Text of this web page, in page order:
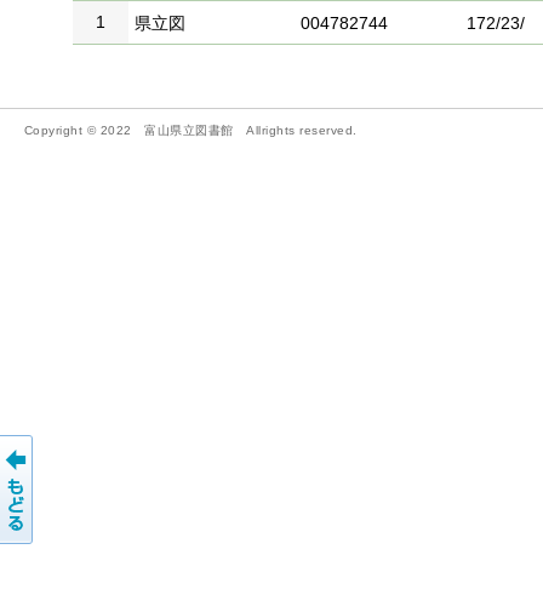
1
県立図 004782744 172/23/
Copyright © 2022 富山県立図書館 Allrights reserved.